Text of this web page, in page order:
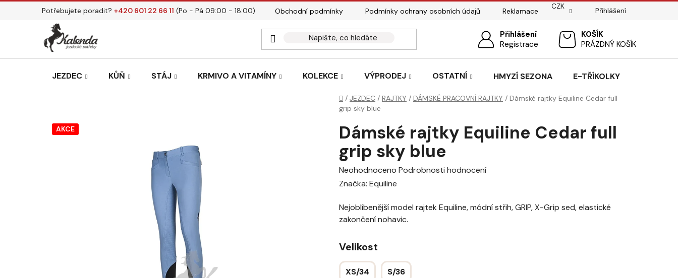
Přejít
Potřebujete poradit? +420 601 22 66 11 (Po - Pá 09:00 - 18:00) Obchodní podmínky Podmínky ochrany osobních údajů
Reklamace
Pasování sedel pro koně
CZK
Přihlášení
Přihlášení
Registrace
NÁKUPNÍPRÁZDNÝ KOŠÍK
JEZDEC KŮŇ STÁJ KRMIVO A VITAMÍNY KOLEKCE VÝPRODEJ OSTATNÍ HMYZÍ SEZONA E-TŘÍKOLKY
Domů
/ JEZDEC / RAJTKY / DÁMSKÉ PRACOVNÍ RAJTKY / Dámské rajtky Equiline Cedar full
grip sky blue
Dámské rajtky Equiline Cedar full
grip sky blue
Průměrné
hodnocení
je
0,0
5
hvězdiček.
Neohodnoceno Podrobnosti hodnocení
Značka: Equiline
Nejoblíbenější model rajtek Equiline, módní střih, GRIP, X-Grip sed, elastické
zakončení nohavic.
Velikost
XS/34 S/36
AKCE